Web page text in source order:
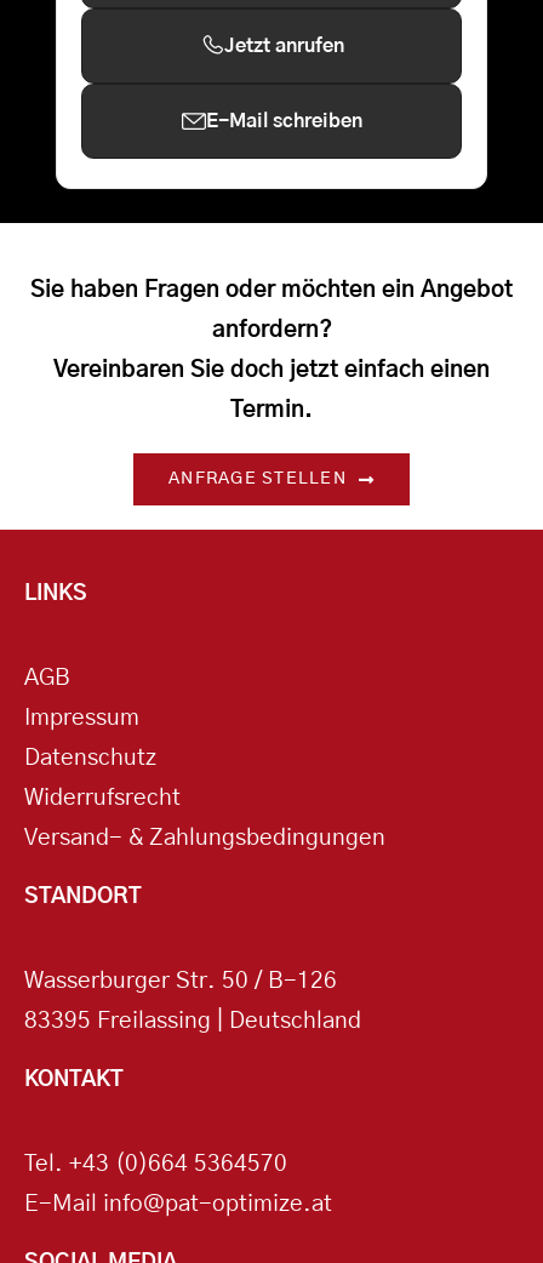
Jetzt anrufen
E-Mail schreiben
Sie haben Fragen oder möchten ein Angebot
anfordern?
Vereinbaren Sie doch jetzt einfach einen
Termin.
ANFRAGE STELLEN
LINKS
AGB
Impressum
Datenschutz
Widerrufsrecht
Versand- & Zahlungsbedingungen
STANDORT
Wasserburger Str. 50 / B-126
83395 Freilassing | Deutschland
KONTAKT
Tel. +43 (0)664 5364570
E-Mail info@pat-optimize.at